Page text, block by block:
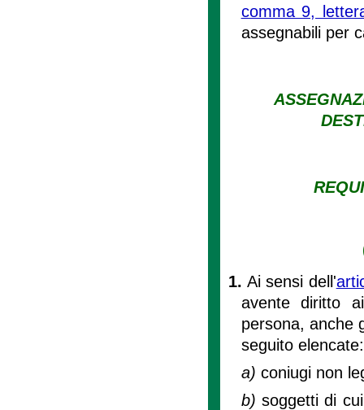
comma 9,
assegnabili per
1.Ai sensi dell'
avente diritto
persona, anche
seguito elencate:
a) coniugi non
b)soggetti di